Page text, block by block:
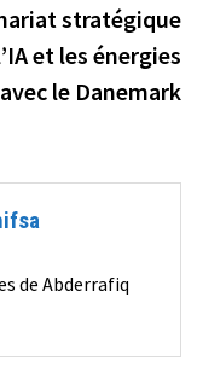
stratégique
et les énergies
le Danemark
de Abderrafiq